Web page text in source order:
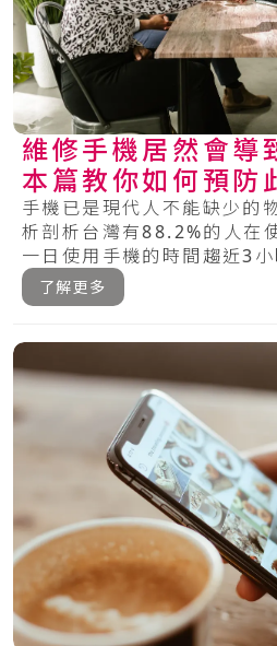
維修手機居然會導
本篇教你如何預防
手機已是現代人不能缺少的
析剖析台灣有88.2%的人在
一日使用手機的時間趨近3
了解更多